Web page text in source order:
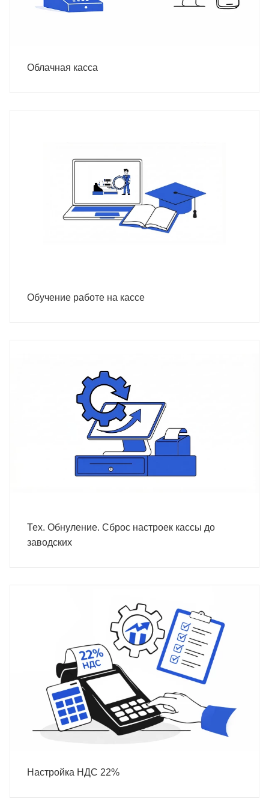
Облачная касса
Обучение работе на кассе
Тех. Обнуление. Сброс настроек кассы до
заводских
Настройка НДС 22%